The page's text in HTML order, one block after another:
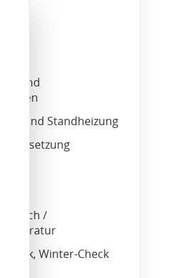
und
und Standheizung
/
Check, Winter-Check